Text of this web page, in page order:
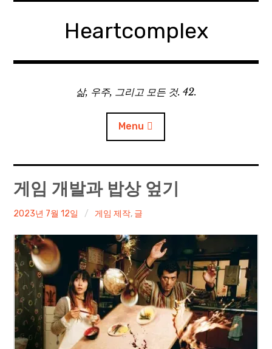
Heartcomplex
삶, 우주, 그리고 모든 것. 42.
Menu
홈
Private Military Manager: Tactical Auto Battler
Plebby Quest: The Crusades
GOTYS
Paper Star Fighters
Homemade Studio
게임 개발과 밥상 엎기
irene
2023년 7월 12일 게임 제작, 글